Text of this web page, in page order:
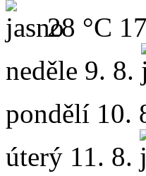
28 °C
neděle 9. 8.
pondělí 10.
úterý 11. 8.